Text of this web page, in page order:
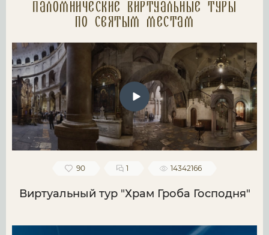
Паломнические Виртуальные туры
по святым местам
90 1 14342166
Виртуальный тур "Храм Гроба Господня"